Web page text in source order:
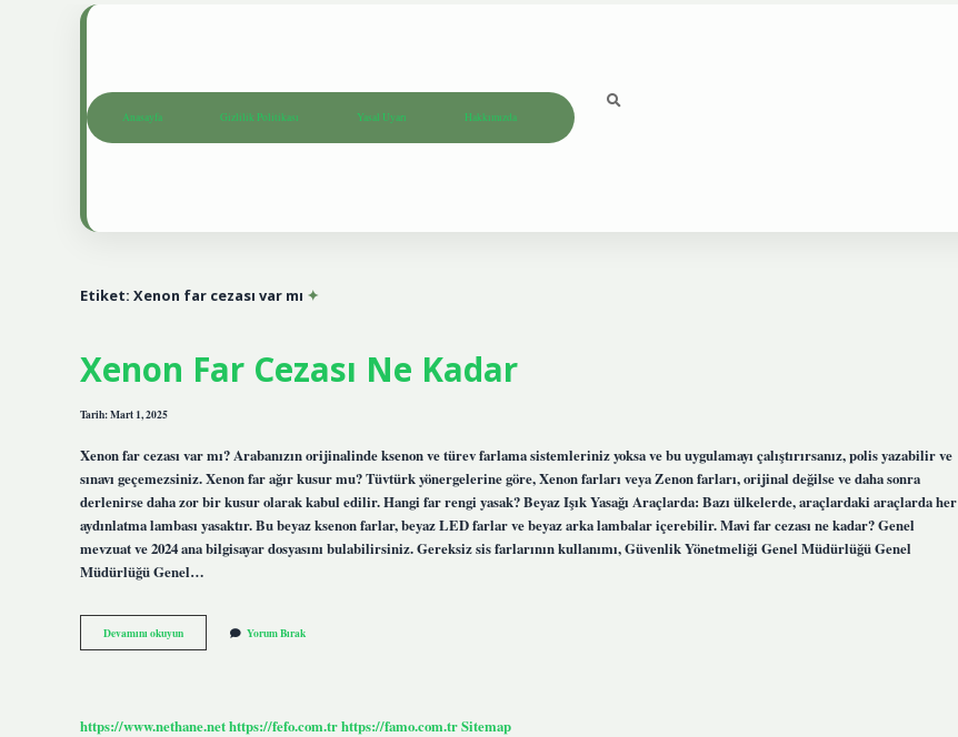
Anasayfa Gizlilik Politikası Yasal Uyarı Hakkımızda
Etiket: Xenon far cezası var mı
Xenon Far Cezası Ne Kadar
Tarih: Mart 1, 2025
Xenon far cezası var mı? Arabanızın orijinalinde ksenon ve türev farlama sistemleriniz yoksa ve bu uygulamayı çalıştırırsanız, polis yazabilir ve
sınavı geçemezsiniz. Xenon far ağır kusur mu? Tüvtürk yönergelerine göre, Xenon farları veya Zenon farları, orijinal değilse ve daha sonra
derlenirse daha zor bir kusur olarak kabul edilir. Hangi far rengi yasak? Beyaz Işık Yasağı Araçlarda: Bazı ülkelerde, araçlardaki araçlarda her
aydınlatma lambası yasaktır. Bu beyaz ksenon farlar, beyaz LED farlar ve beyaz arka lambalar içerebilir. Mavi far cezası ne kadar? Genel
mevzuat ve 2024 ana bilgisayar dosyasını bulabilirsiniz. Gereksiz sis farlarının kullanımı, Güvenlik Yönetmeliği Genel Müdürlüğü Genel
Müdürlüğü Genel…
Devamını okuyunXenon
Far
Yorum Bırak
https://www.nethane.nethttps://fefo.com.trhttps://famo.com.trSitemap